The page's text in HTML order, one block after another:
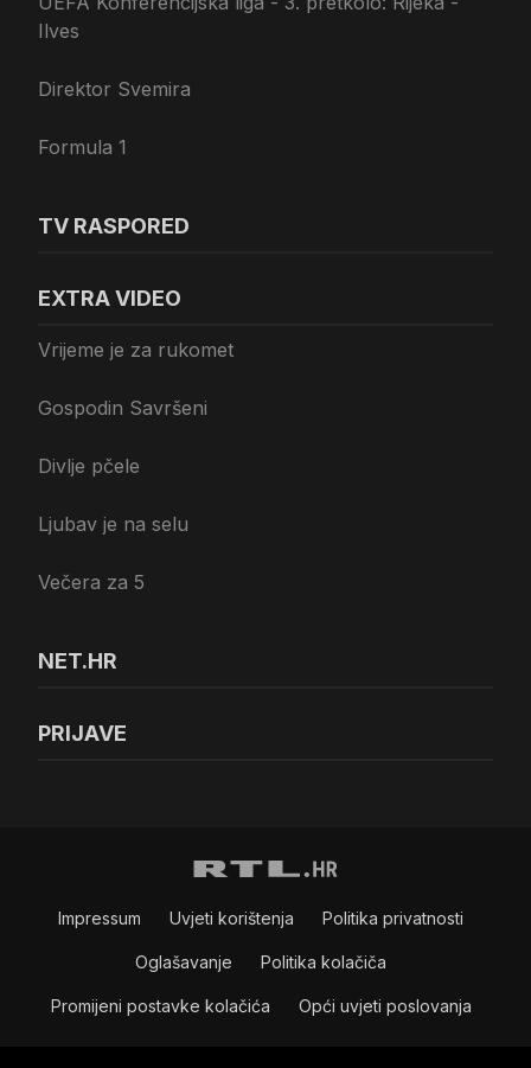
Ilves
Direktor Svemira
Formula 1
TV RASPORED
EXTRA VIDEO
Vrijeme je za rukomet
Gospodin Savršeni
Divlje pčele
Ljubav je na selu
Večera za 5
NET.HR
PRIJAVE
Impressum Uvjeti korištenja Politika privatnosti
Oglašavanje Politika kolačiča
Promijeni postavke kolačića Opći uvjeti poslovanja